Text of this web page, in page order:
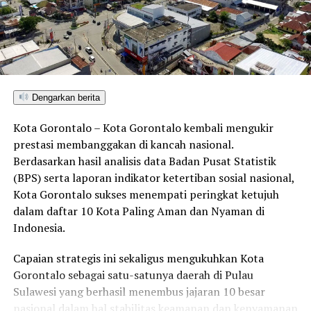
mendesak di tengah meningkatnya pertumbuhan
penduduk serta aktivitas ekonomi akibat hadirnya
investasi pertambangan di Pohuwato. Ia meminta
agaranggaran sebesar Rp14,5 miliaruntuk
tinja tidak dipangkas akibat efisiensi nasional.
Permintaan itu mendapat tanggapan positif dariWakil
Menteri PUPR, yang langsung
memerintahkanDirektur Sanitasiuntuk memastikan
anggaran IPLT tidak dihapus mengingat urgensi dan
manfaatnya bagi masyarakat.
Menutup pertemuan, Bupati Saipul juga mengusulkan
diakomodasi dalam pembiayaan kementerian, antara
lainpembangunan Sekolah Rakyat,pasar sehat
sertapeningkatan sarana Gelanggang Olahraga
Dengarkan berita
Kota Gorontalo – Kota Gorontalo kembali mengukir
prestasi membanggakan di kancah nasional.
Berdasarkan hasil analisis data Badan Pusat Statistik
(BPS) serta laporan indikator ketertiban sosial nasional,
Kota Gorontalo sukses menempati peringkat ketujuh
dalam daftar 10 Kota Paling Aman dan Nyaman di
Indonesia.
Capaian strategis ini sekaligus mengukuhkan Kota
Gorontalo sebagai satu-satunya daerah di Pulau
Sulawesi yang berhasil menembus jajaran 10 besar